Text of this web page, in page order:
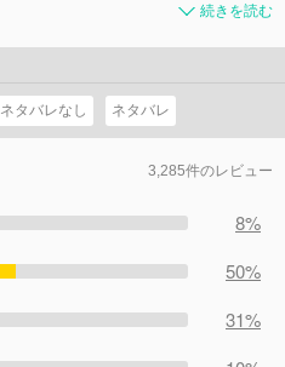
続きを読む
ネタバレなし ネタバレ
3,285件のレビュー
8%
50%
31%